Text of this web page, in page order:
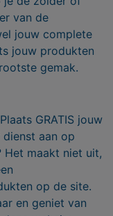
van de
jouw complete
jouw produkten
gemak.
GRATIS jouw
aan op
Het maakt niet uit,
op de site.
en geniet van